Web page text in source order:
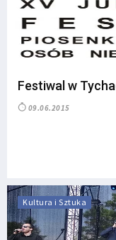
Festiwal w
09.06.2015
Kultura i Sztuka